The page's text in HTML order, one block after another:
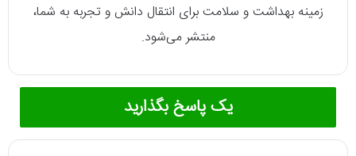
زمینه بهداشت و سلامت برای انتقال دانش و تجربه به شما،
منتشر می‌شود.
یک پاسخ بگذارید